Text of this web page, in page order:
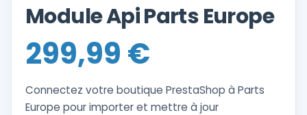
Module Api Parts Europe
299,99 €
Connectez votre boutique PrestaShop à Parts
Europe pour importer et mettre à jour